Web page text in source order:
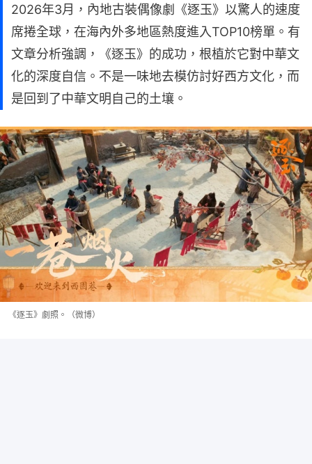
2026年3月，內地古裝偶像劇《逐玉》以驚人的速度
席捲全球，在海內外多地區熱度進入TOP10榜單。有
文章分析強調，《逐玉》的成功，根植於它對中華文
化的深度自信。不是一味地去模仿討好西方文化，而
是回到了中華文明自己的土壤。
《逐玉》劇照。（微博）